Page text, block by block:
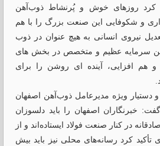
کرد روزهای خوش و پُرنشاط ذوب‌آهن
و شکوفایی این صنعت بزرگ را با هم
نیروی انسانی به هیچ عنوان در ذوب
سرمایه عظیم و متخصص در بخش های
و هم افزایی، آینده ای روشن را برای
ویژه مدیرعامل ذوب‌آهن اصفهان
خبرنگاران اصفهان را باید دلسوزان
در کنار صنعت فولاد ایستاده‌اند و از
تأکید کرد رسانه‌های محلی نیز باید بیش